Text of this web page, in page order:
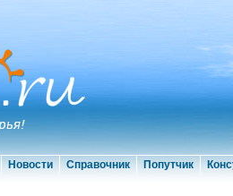
Новости Справочник Попутчик